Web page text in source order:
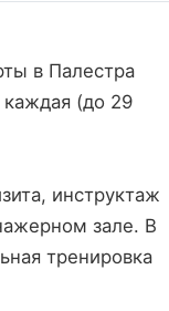
(до 29
инструктаж
зале. В
тренировка